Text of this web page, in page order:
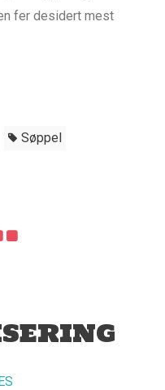
fer desidert mest
Søppel